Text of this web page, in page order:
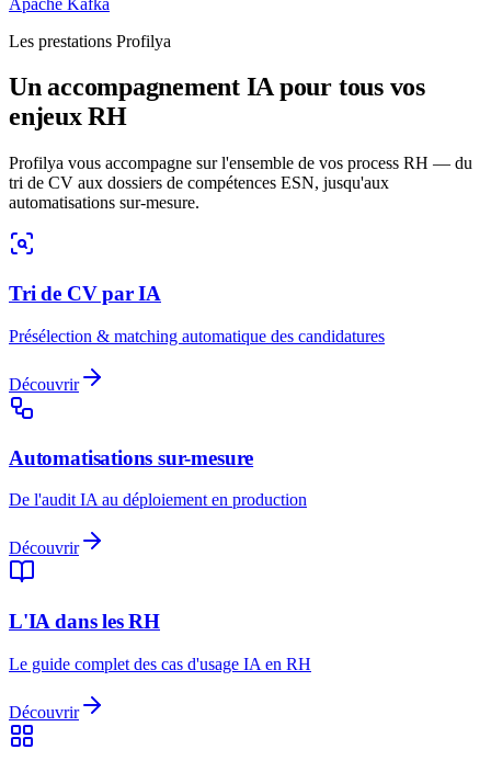
Les prestations Profilya
Un accompagnement IA pour tous vos
enjeux RH
Profilya vous accompagne sur l'ensemble de vos process RH — du
tri de CV aux dossiers de compétences ESN, jusqu'aux
automatisations sur-mesure.
Tri de CV par IA
Présélection & matching automatique des candidatures
Découvrir
Automatisations sur-mesure
De l'audit IA au déploiement en production
Découvrir
L'IA dans les RH
Le guide complet des cas d'usage IA en RH
Découvrir